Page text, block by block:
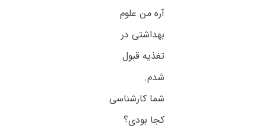
آره من علوم
بهداشتی در
تغذیه قبول
شدم.
شما کارشناسی
کجا بودی؟